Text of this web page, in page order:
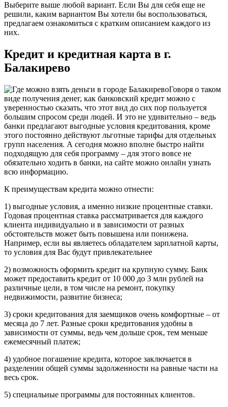
Выберите выше любой вариант. Если Вы для себя еще не
решили, каким вариантом Вы хотели бы воспользоваться,
предлагаем ознакомиться с кратким описанием каждого из
них.
Кредит и кредитная карта в г.
Балакирево
Говоря о таком
виде получения денег, как банковский кредит можно с
уверенностью сказать, что этот вид до сих пор пользуется
большим спросом среди людей. И это не удивительно – ведь
банки предлагают выгодные условия кредитования, кроме
этого постоянно действуют льготные тарифы для отдельных
групп населения. А сегодня можно вполне быстро найти
подходящую для себя программу – для этого вовсе не
обязательно ходить в банки, на сайте можно онлайн узнать
всю информацию.
К преимуществам кредита можно отнести:
1) выгодные условия, а именно низкие процентные ставки.
Годовая процентная ставка рассматривается для каждого
клиента индивидуально и в зависимости от разных
обстоятельств может быть повышена или понижена.
Например, если вы являетесь обладателем зарплатной карты,
то условия для Вас будут привлекательнее
2) возможность оформить кредит на крупную сумму. Банк
может предоставить кредит от 10 000 до 3 млн рублей на
различные цели, в том числе на ремонт, покупку
недвижимости, развитие бизнеса;
3) сроки кредитования для заемщиков очень комфортные – от
месяца до 7 лет. Разные сроки кредитования удобны в
зависимости от суммы, ведь чем дольше срок, тем меньше
ежемесячный платеж;
4) удобное погашение кредита, которое заключается в
разделении общей суммы задолженности на равные части на
весь срок.
5) специальные программы для постоянных клиентов.